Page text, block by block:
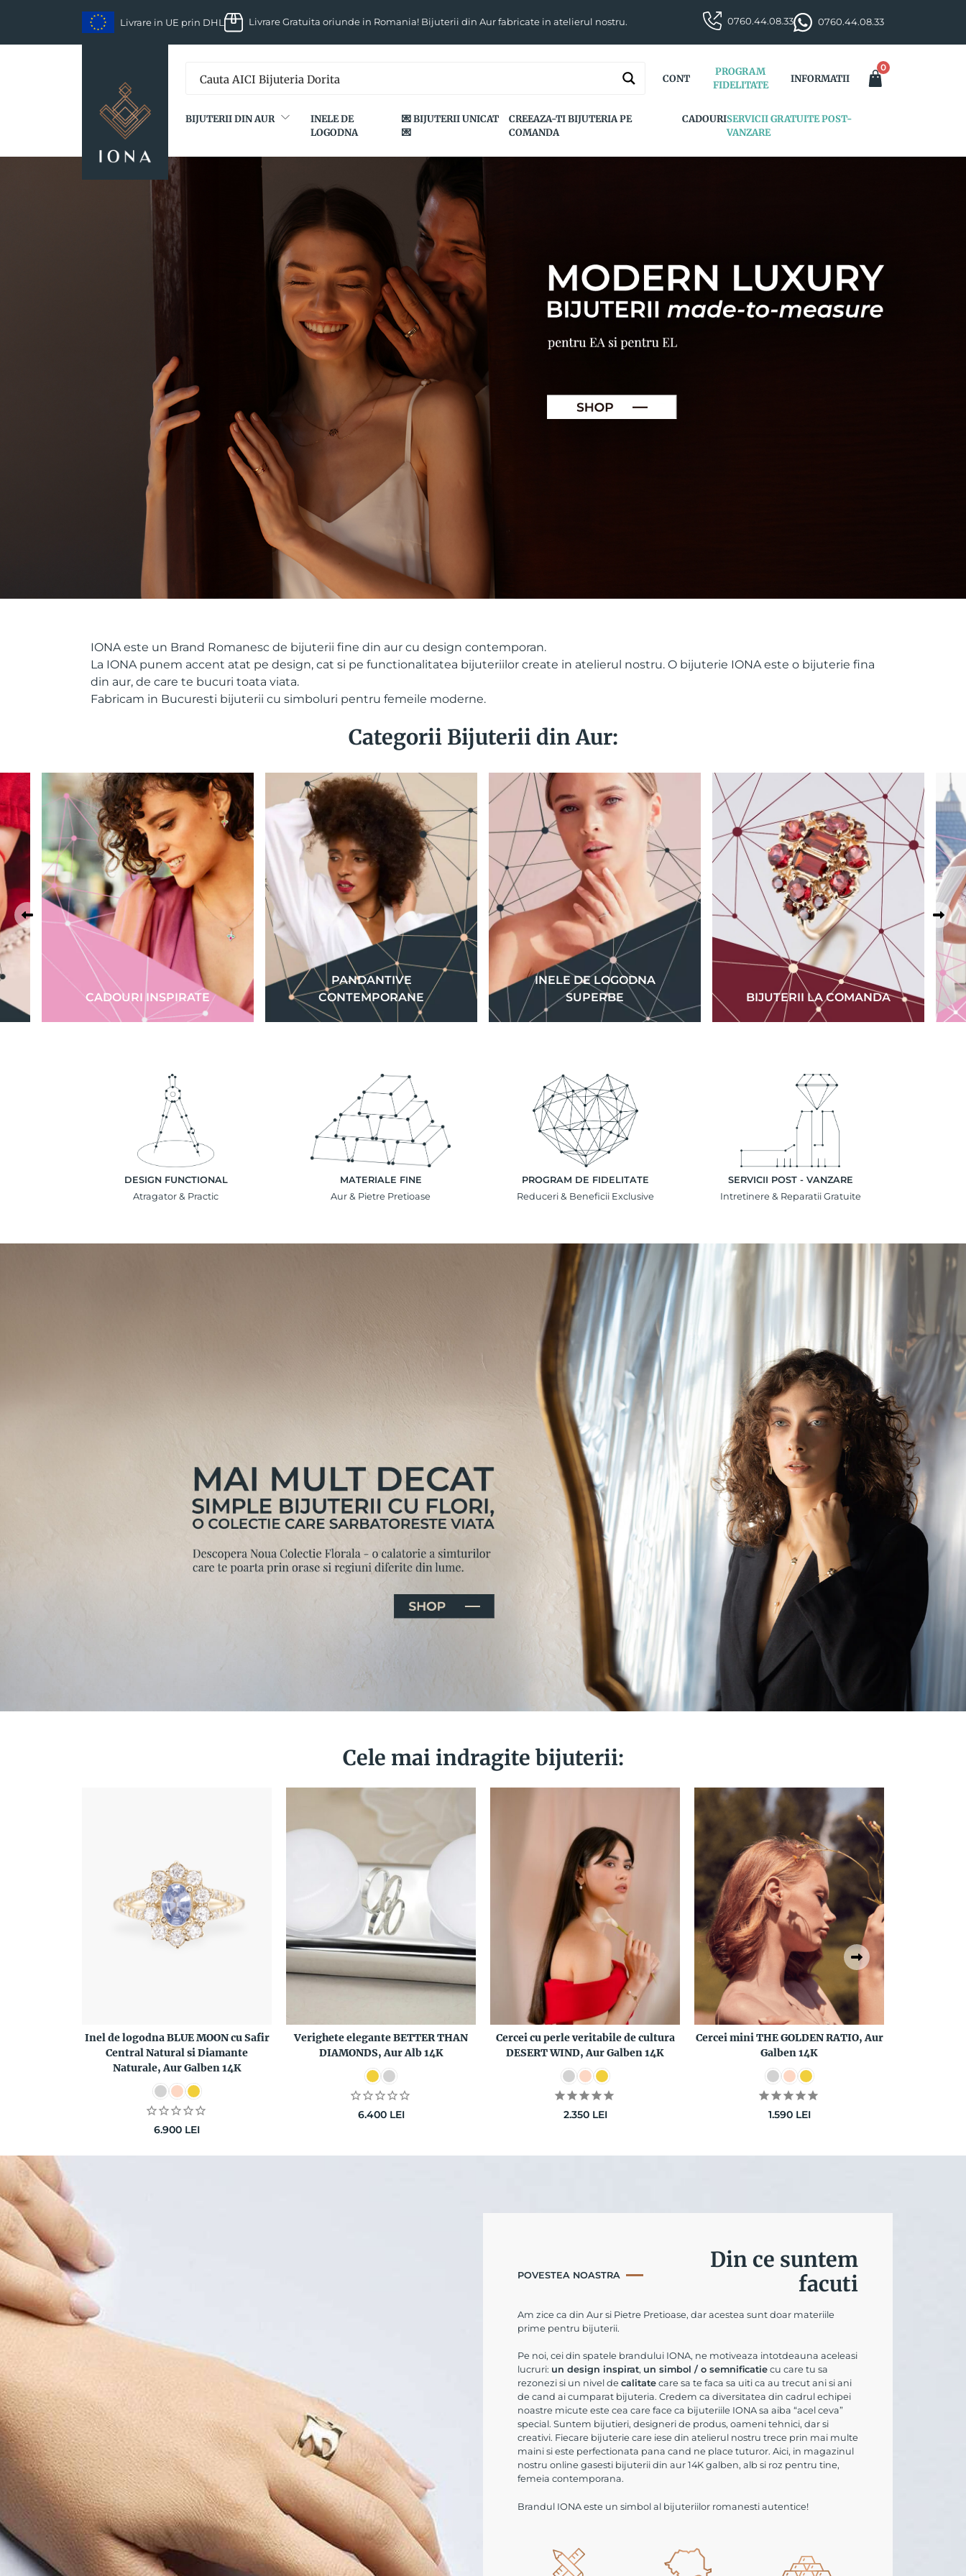
content
Livrare in UE prin DHL Livrare Gratuita oriunde in Romania! Bijuterii din Aur fabricate in atelierul nostru. 0760.44.08.33 0760.44.08.33
CONT
PROGRAM
FIDELITATE
INFORMATII
0
BIJUTERII DIN AUR
INELE DE
LOGODNA
💌 BIJUTERII UNICAT
💌
CREEAZA-TI BIJUTERIA PE
COMANDA
CADOURISERVICII GRATUITE POST-
VANZARE
IONA este un Brand Romanesc de bijuterii fine din aur cu design contemporan.
La IONA punem accent atat pe design, cat si pe functionalitatea bijuteriilor create in atelierul nostru. O bijuterie IONA este o bijuterie fina
din aur, de care te bucuri toata viata.
Fabricam in Bucuresti bijuterii cu simboluri pentru femeile moderne.
Categorii Bijuterii din Aur:
CADOURI INSPIRATE
PANDANTIVE
CONTEMPORANE
INELE DE LOGODNA
SUPERBE
BIJUTERII LA COMANDA
DESIGN FUNCTIONAL
Atragator & Practic
MATERIALE FINE
Aur & Pietre Pretioase
PROGRAM DE FIDELITATE
Reduceri & Beneficii Exclusive
SERVICII POST - VANZARE
Intretinere & Reparatii Gratuite
Cele mai indragite bijuterii:
Inel de logodna BLUE MOON cu Safir
Central Natural si Diamante
Naturale, Aur Galben 14K
6.900 LEI
Verighete elegante BETTER THAN
DIAMONDS, Aur Alb 14K
6.400 LEI
Cercei cu perle veritabile de cultura
DESERT WIND, Aur Galben 14K
2.350 LEI
Cercei mini THE GOLDEN RATIO, Aur
Galben 14K
1.590 LEI
POVESTEA NOASTRA
Din ce suntem
facuti
Am zice ca din Aur si Pietre Pretioase, dar acestea sunt doar materiile
prime pentru bijuterii.
Pe noi, cei din spatele brandului IONA, ne motiveaza intotdeauna aceleasi
lucruri: un design inspirat, un simbol / o semnificatie cu care tu sa
rezonezi si un nivel de calitate care sa te faca sa uiti ca au trecut ani si ani
de cand ai cumparat bijuteria. Credem ca diversitatea din cadrul echipei
noastre micute este cea care face ca bijuteriile IONA sa aiba “acel ceva”
special. Suntem bijutieri, designeri de produs, oameni tehnici, dar si
creativi. Fiecare bijuterie care iese din atelierul nostru trece prin mai multe
maini si este perfectionata pana cand ne place tuturor. Aici, in magazinul
nostru online gasesti bijuterii din aur 14K galben, alb si roz pentru tine,
femeia contemporana.
Brandul IONA este un simbol al bijuteriilor romanesti autentice!